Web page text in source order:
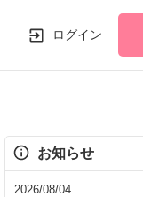
ログイン
お知らせ
2026/08/04